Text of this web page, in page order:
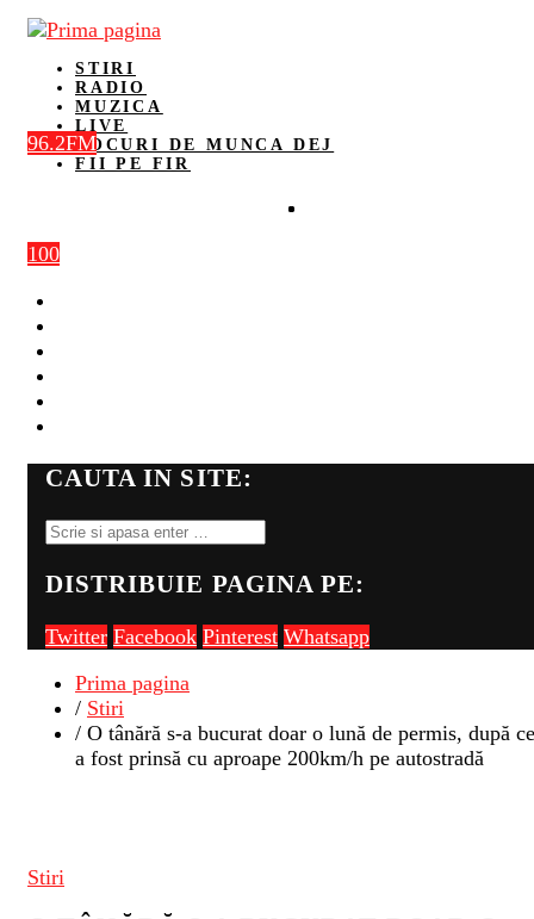
STIRI
RADIO
MUZICA
LIVE
LOCURI DE MUNCA DEJ
FII PE FIR
100
96.2FM
CAUTA IN SITE:
DISTRIBUIE PAGINA PE:
Twitter Facebook Pinterest Whatsapp
Prima pagina
/ Stiri
/ O tânără s-a bucurat doar o lună de permis, după ce
a fost prinsă cu aproape 200km/h pe autostradă
Stiri